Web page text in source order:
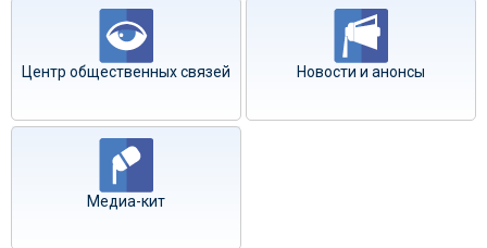
Центр общественных связей Новости и анонсы
Медиа-кит